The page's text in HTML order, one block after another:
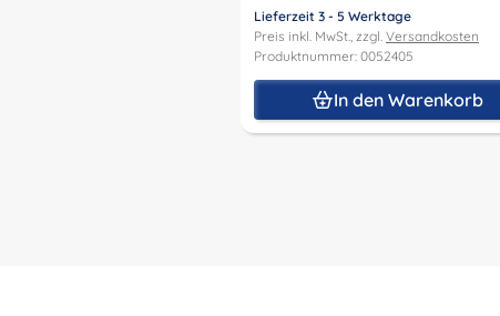
Lieferzeit 3 - 5 Werktage
Preis inkl. MwSt., zzgl. Versandkosten
Produktnummer: 0052405
In den Warenkorb